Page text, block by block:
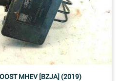
MHEV [BZJA] (2019)